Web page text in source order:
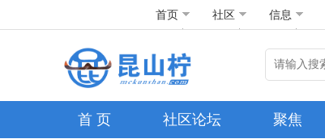
首页 社区 信息
首 页 社区论坛 聚焦